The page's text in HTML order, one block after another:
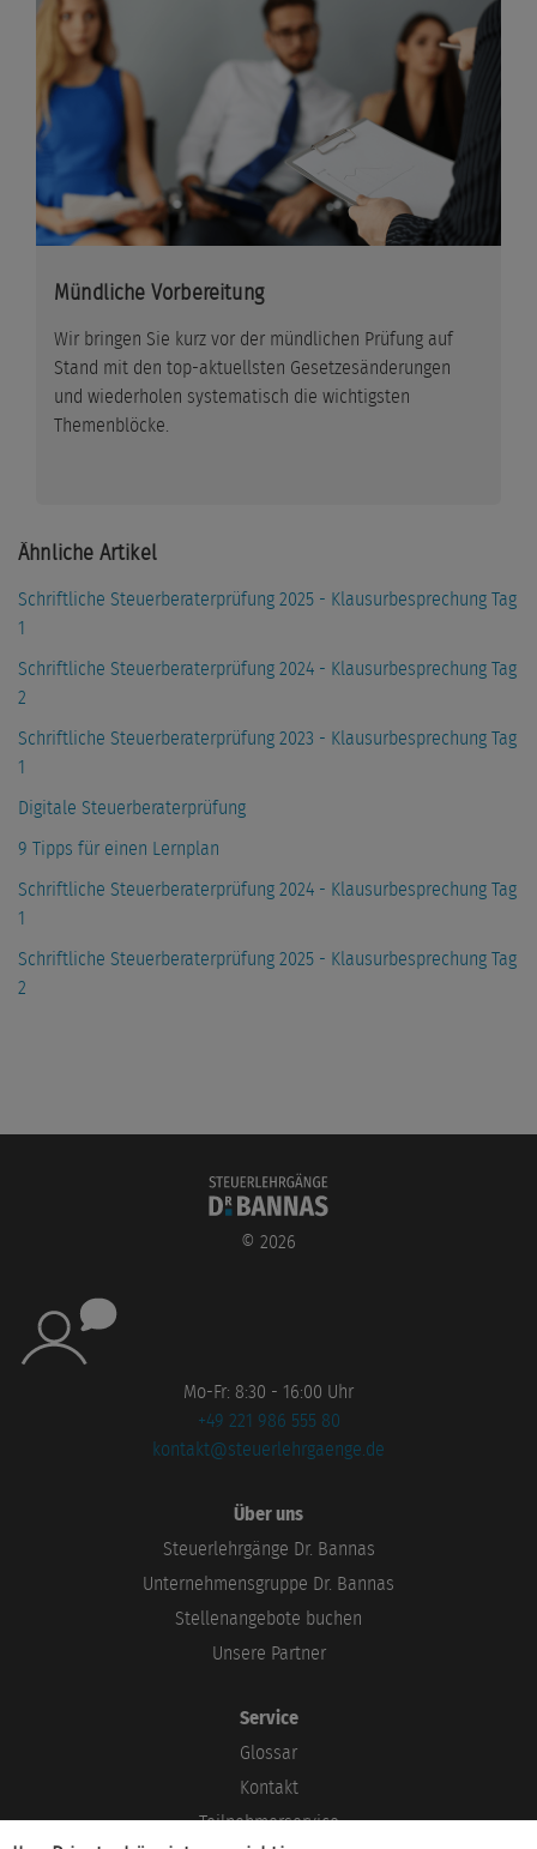
Mündliche Vorbereitung
Wir bringen Sie kurz vor der mündlichen Prüfung auf
Stand mit den top-aktuellsten Gesetzesänderungen
und wiederholen systematisch die wichtigsten
Themenblöcke.
Ähnliche Artikel
Schriftliche Steuerberaterprüfung 2025 - Klausurbesprechung Tag
1
Schriftliche Steuerberaterprüfung 2024 - Klausurbesprechung Tag
2
Schriftliche Steuerberaterprüfung 2023 - Klausurbesprechung Tag
1
Digitale Steuerberaterprüfung
9 Tipps für einen Lernplan
Schriftliche Steuerberaterprüfung 2024 - Klausurbesprechung Tag
1
Schriftliche Steuerberaterprüfung 2025 - Klausurbesprechung Tag
2
© 2026
Mo-Fr: 8:30 - 16:00 Uhr
+49 221 986 555 80
kontakt@steuerlehrgaenge.de
Über uns
Steuerlehrgänge Dr. Bannas
Unternehmensgruppe Dr. Bannas
Stellenangebote buchen
Unsere Partner
Service
Glossar
Kontakt
Teilnehmerservice